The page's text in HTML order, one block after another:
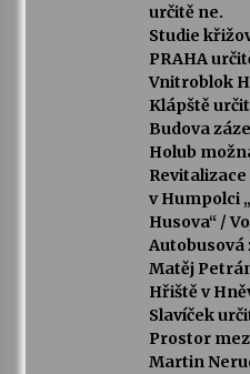
určitě ne.
Studie
PRAHA
Vnitroblok
Klápště
Budova
Holub
v Humpolci
Husova“ /
Autobusová
Matěj
Hřiště v
Slavíček
Prostor
Martin